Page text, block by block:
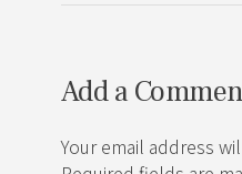
Add a
Your email address